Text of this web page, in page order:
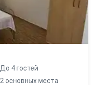
До 4 гостей
2 основных места